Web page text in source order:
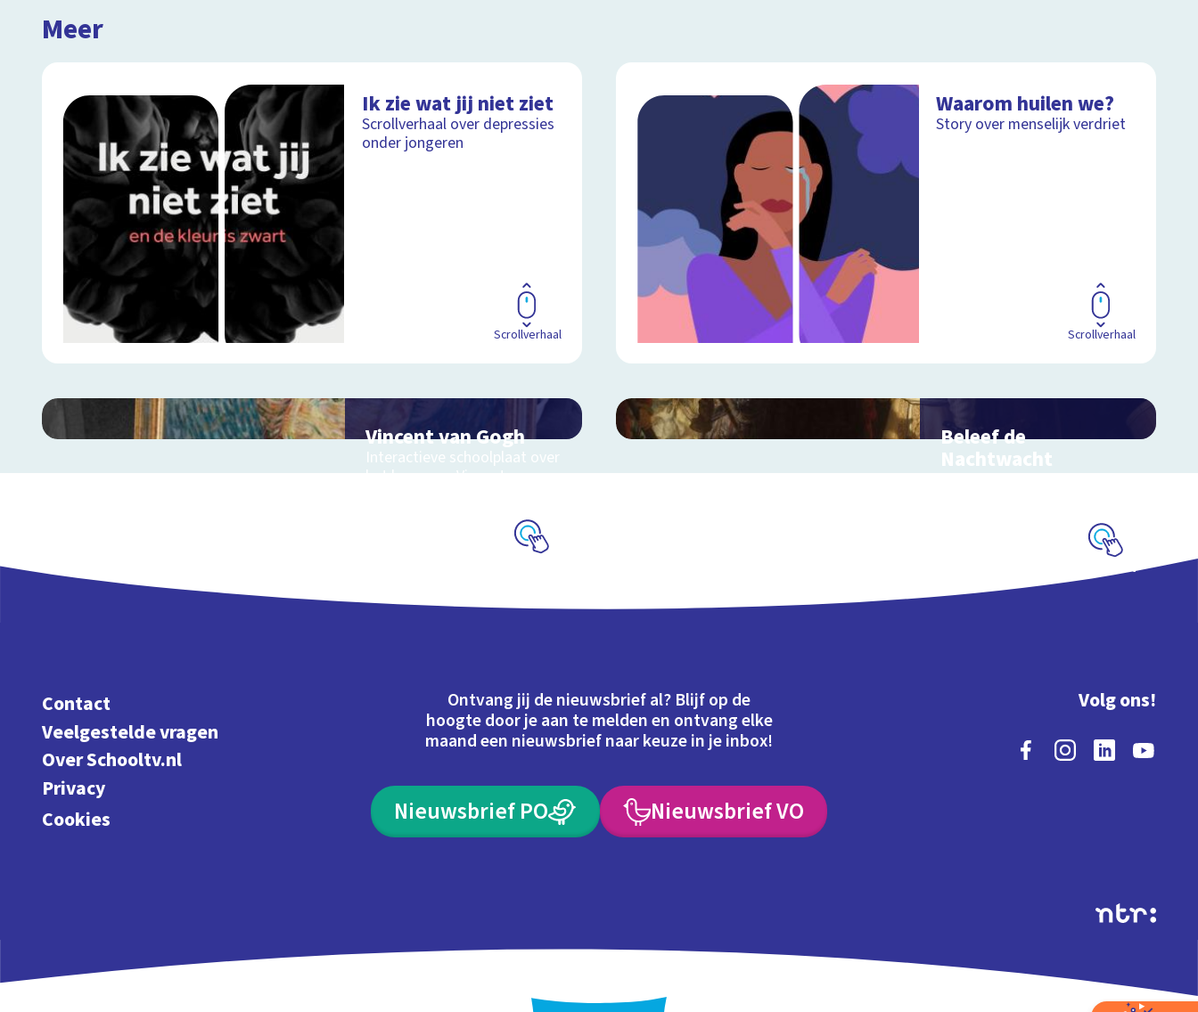
Meer
Ik zie wat jij niet ziet
Scrollverhaal over depressies
onder jongeren
Scrollverhaal
Waarom huilen we?
Story over menselijk verdriet
Scrollverhaal
Vincent van Gogh
Interactieve schoolplaat over
het leven van Vincent van
Beleef de
Nachtwacht
Interactieve schoolplaat over
Schoolplaat
Contact
Veelgestelde vragen
Over Schooltv.nl
Privacy
Cookies
Ontvang jij de nieuwsbrief al? Blijf op de
hoogte door je aan te melden en ontvang elke
maand een nieuwsbrief naar keuze in je inbox!
Nieuwsbrief PO Nieuwsbrief VO
Volg ons!